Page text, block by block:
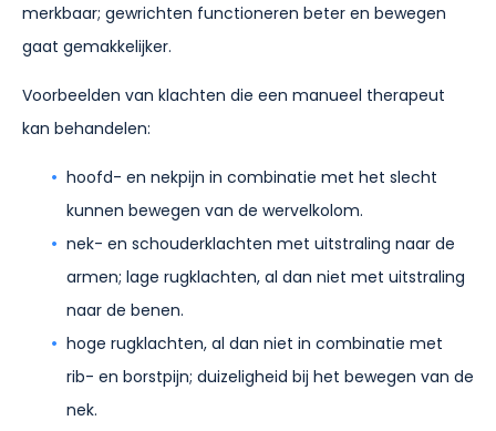
merkbaar; gewrichten functioneren beter en bewegen
gaat gemakkelijker.
Voorbeelden van klachten die een manueel therapeut
kan behandelen:
hoofd- en nekpijn in combinatie met het slecht
kunnen bewegen van de wervelkolom.
nek- en schouderklachten met uitstraling naar de
armen; lage rugklachten, al dan niet met uitstraling
naar de benen.
hoge rugklachten, al dan niet in combinatie met
rib- en borstpijn; duizeligheid bij het bewegen van de
nek.